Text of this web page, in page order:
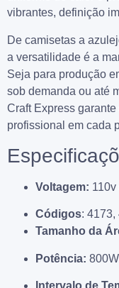
vibrantes, definição
De camisetas a
a versatilidade é a
Seja para produção
sob demanda ou até
Craft Express
profissional em cada
Voltagem:
Códigos: 4173,
Tamanho da
Potência: 800W